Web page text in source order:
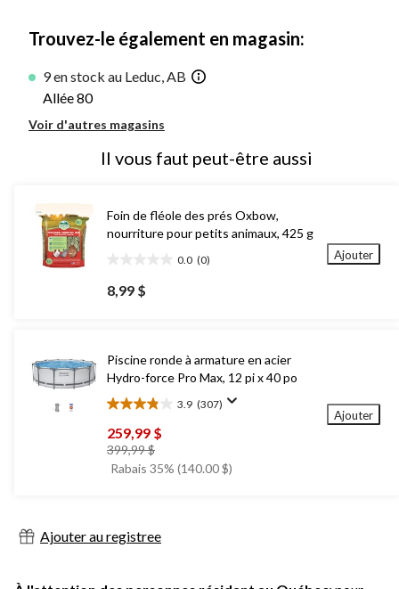
Trouvez-le également en magasin:
9 en stock au Leduc, AB
Allée 80
Voir d'autres magasins
Il vous faut peut-être aussi
Foin de fléole des prés Oxbow,
nourriture pour petits animaux, 425 g
0.0 (0)
étoile(s)
sur
8,99 $
Ajouter
Piscine ronde à armature en acier
Hydro-force Pro Max, 12 pi x 40 po
3.9 (307)
3.9
étoile(s)
sur
5.
259,99 $
399,99 $prix
était
Rabais 35% (140.00 $)
Ajouter
Ajouter au registree